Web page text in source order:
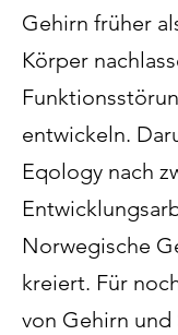
Gehirn früher
Körper
entwickeln.
Eqology nach
Norwegische
kreiert. Für
von Gehirn und